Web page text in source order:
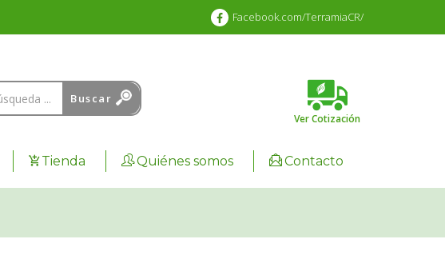
Facebook.com/TerramiaCR/
Buscar
Ver Cotización
Tienda Quiénes somos Contacto